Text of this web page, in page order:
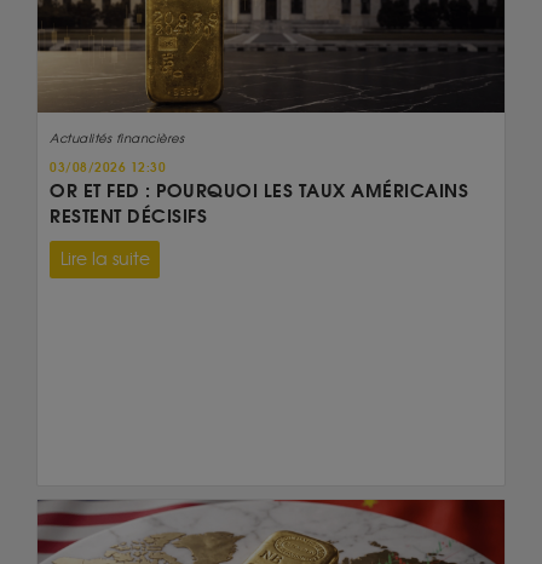
Actualités financières
03/08/2026 12:30
OR ET FED : POURQUOI LES TAUX AMÉRICAINS
RESTENT DÉCISIFS
Lire la suite